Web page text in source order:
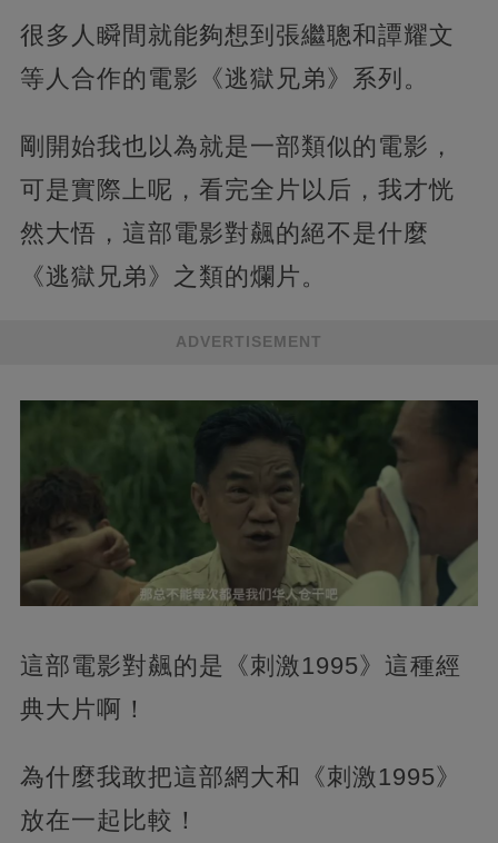
很多人瞬間就能夠想到張繼聰和譚耀文
等人合作的電影《逃獄兄弟》系列。
剛開始我也以為就是一部類似的電影，
可是實際上呢，看完全片以后，我才恍
然大悟，這部電影對飆的絕不是什麼
《逃獄兄弟》之類的爛片。
ADVERTISEMENT
這部電影對飆的是《刺激1995》這種經
典大片啊！
為什麼我敢把這部網大和《刺激1995》
放在一起比較！